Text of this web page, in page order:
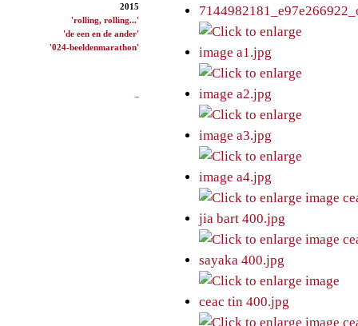
2015
'rolling, rolling...'
'de een en de ander'
'024-beeldenmarathon'